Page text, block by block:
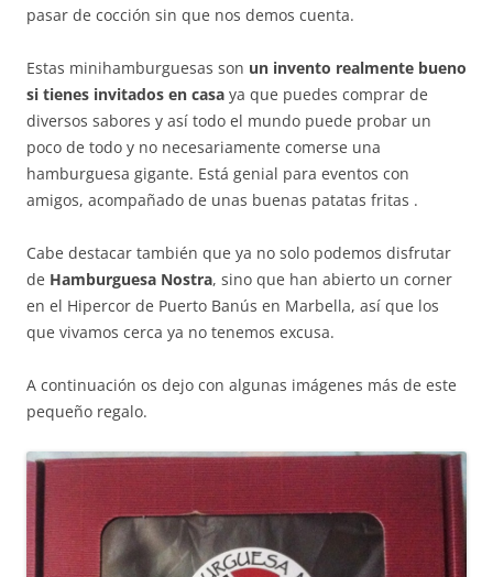
pasar de cocción sin que nos demos cuenta.
Estas minihamburguesas son un invento realmente bueno
si tienes invitados en casa ya que puedes comprar de
diversos sabores y así todo el mundo puede probar un
poco de todo y no necesariamente comerse una
hamburguesa gigante. Está genial para eventos con
amigos, acompañado de unas buenas patatas fritas .
Cabe destacar también que ya no solo podemos disfrutar
de Hamburguesa Nostra, sino que han abierto un corner
en el Hipercor de Puerto Banús en Marbella, así que los
que vivamos cerca ya no tenemos excusa.
A continuación os dejo con algunas imágenes más de este
pequeño regalo.